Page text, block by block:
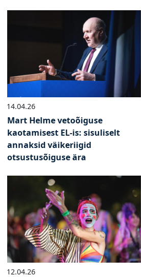
14.04.26
Mart Helme vetoõiguse
kaotamisest EL-is: sisuliselt
annaksid väikeriigid
otsustusõiguse ära
12.04.26